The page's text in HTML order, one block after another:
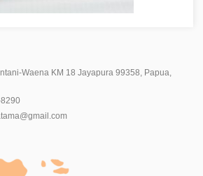
Waena KM 18 Jayapura 99358, Papua,